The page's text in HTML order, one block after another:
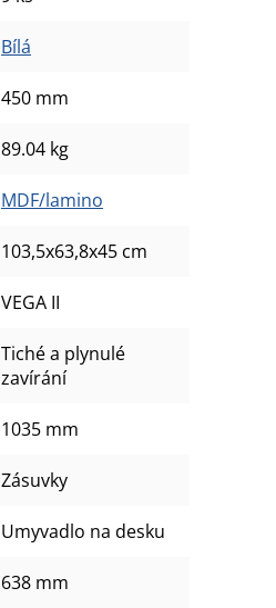
Bílá
450 mm
89.04 kg
MDF/lamino
103,5x63,8x45 cm
VEGA II
Tiché a plynulé
zavírání
1035 mm
Zásuvky
Umyvadlo na desku
638 mm